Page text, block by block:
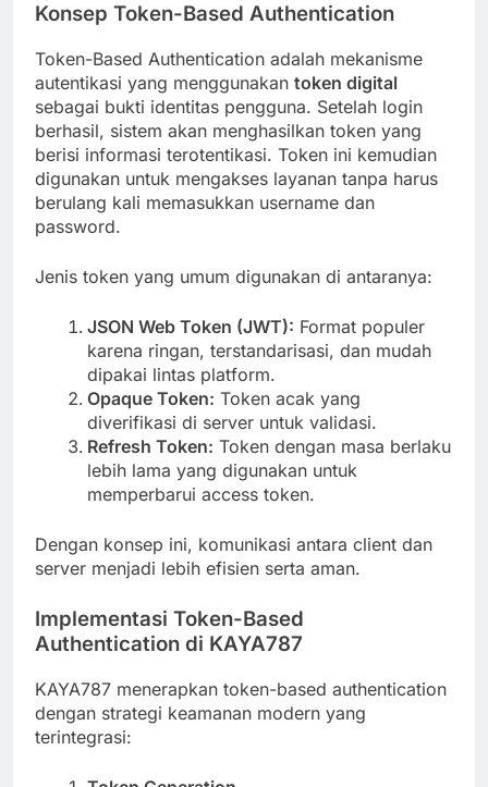
Konsep Token-Based Authentication
Token-Based Authentication adalah mekanisme
autentikasi yang menggunakan token digital
sebagai bukti identitas pengguna. Setelah login
berhasil, sistem akan menghasilkan token yang
berisi informasi terotentikasi. Token ini kemudian
digunakan untuk mengakses layanan tanpa harus
berulang kali memasukkan username dan
password.
Jenis token yang umum digunakan di antaranya:
JSON Web Token (JWT): Format populer
karena ringan, terstandarisasi, dan mudah
dipakai lintas platform.
Opaque Token: Token acak yang
diverifikasi di server untuk validasi.
Refresh Token: Token dengan masa berlaku
lebih lama yang digunakan untuk
memperbarui access token.
Dengan konsep ini, komunikasi antara client dan
server menjadi lebih efisien serta aman.
Implementasi Token-Based
Authentication di KAYA787
KAYA787 menerapkan token-based authentication
dengan strategi keamanan modern yang
terintegrasi: